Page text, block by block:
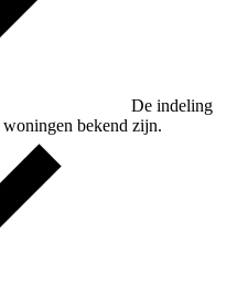
De indeling
woningen bekend zijn.